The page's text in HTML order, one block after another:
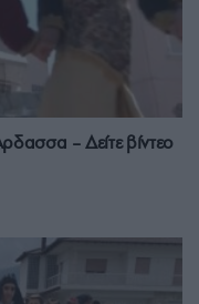
– Δείτε βίντεο